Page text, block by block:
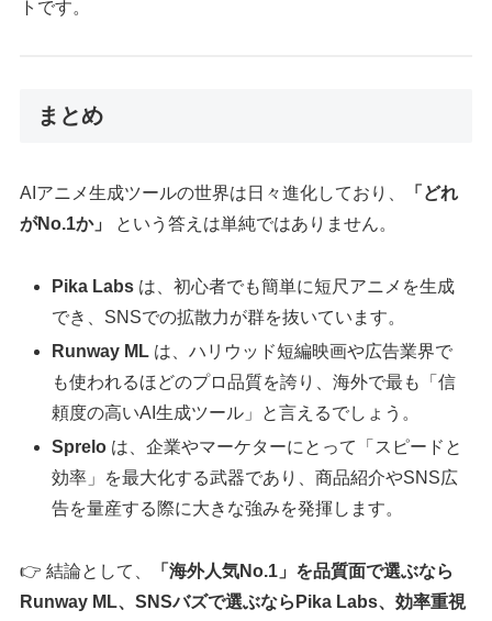
トです。
まとめ
AIアニメ生成ツールの世界は日々進化しており、
「どれ
がNo.1か」
という答えは単純ではありません。
Pika Labs は、初心者でも簡単に短尺アニメを生成
でき、SNSでの拡散力が群を抜いています。
Runway ML は、ハリウッド短編映画や広告業界で
も使われるほどのプロ品質を誇り、海外で最も「信
頼度の高いAI生成ツール」と言えるでしょう。
Sprelo は、企業やマーケターにとって「スピードと
効率」を最大化する武器であり、商品紹介やSNS広
告を量産する際に大きな強みを発揮します。
👉 結論として、
「海外人気No.1」を品質面で選ぶなら
Runway ML、SNSバズで選ぶならPika Labs、効率重視